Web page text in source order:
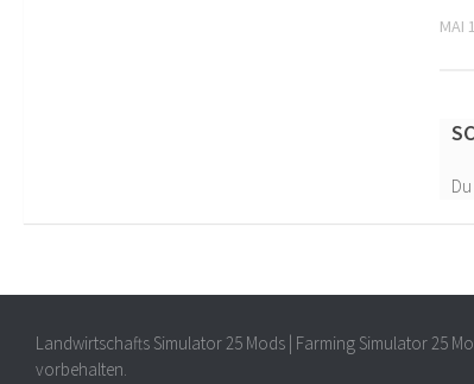
MAI
Landwirtschafts Simulator 25 Mods | Farming Simulator 25
vorbehalten.